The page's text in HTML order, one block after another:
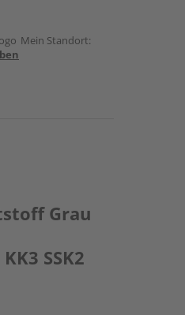
Mein Standort:
Grau
SSK2